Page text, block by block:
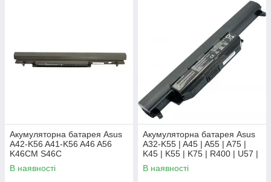
Акумуляторна батарея Asus
A42-K56 A41-K56 A46 A56
K46CM S46C
В наявності
Акумуляторна батарея Asus
A32-K55 | A45 | A55 | A75 |
K45 | K55 | K75 | R400 | U57 |
X45
В наявності